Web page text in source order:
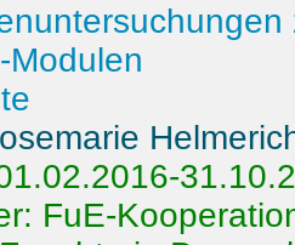
Modulen
FuE-